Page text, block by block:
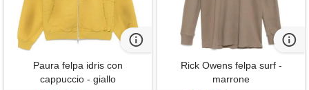
Paura felpa idris con
cappuccio - giallo
Rick Owens felpa surf -
marrone